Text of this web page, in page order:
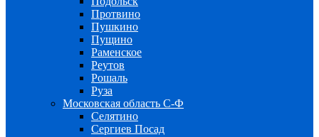
Протвино
Пушкино
Пущино
Раменское
Реутов
Рошаль
Руза
Московская область С-Ф
Селятино
Сергиев Посад